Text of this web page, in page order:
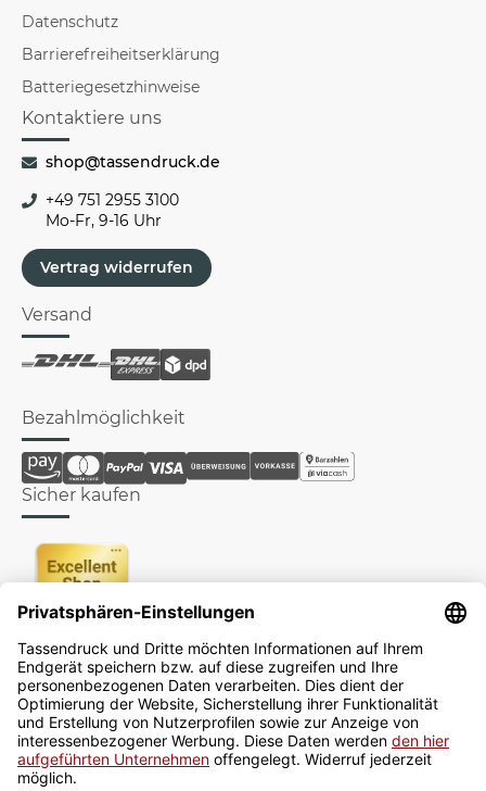
Datenschutz
Barrierefreiheitserklärung
Batteriegesetzhinweise
Kontaktiere uns
shop@tassendruck.de
+49 751 2955 3100
Mo-Fr, 9-16 Uhr
Vertrag widerrufen
Versand
Bezahlmöglichkeit
Sicher kaufen
Newsletter